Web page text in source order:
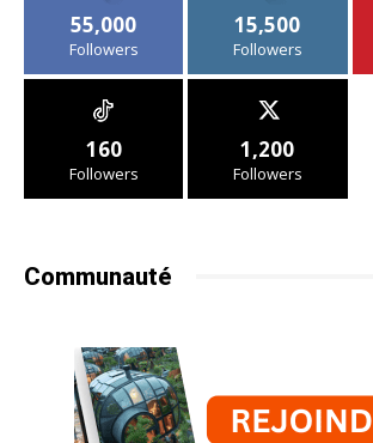
55,000
Followers
15,500
Followers
160
Followers
1,200
Followers
Communauté